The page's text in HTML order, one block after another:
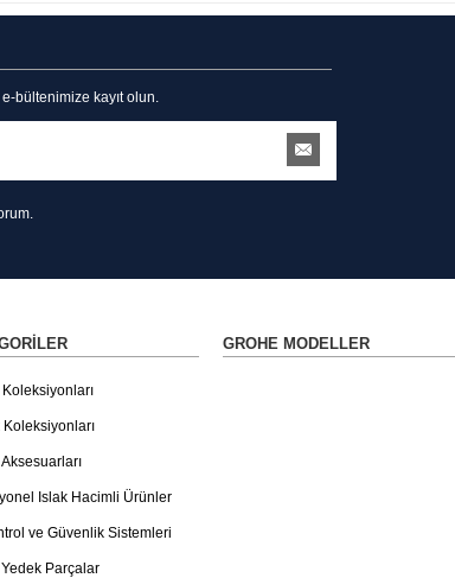
bültenimize kayıt olun.
Koleksiyonları
Islak Hacimli Ürünler
ve Güvenlik Sistemleri
Parçalar
GROHE MODELLER